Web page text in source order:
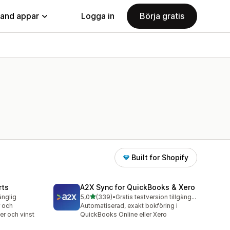
appar Logga in Börja gratis
Built for Shopify
och
och vinst
A2X Sync for QuickBooks & Xero
5,0av 5 stjärnor
(339)
339 recensioner totalt
•
Gratis testversion tillgänglig
Automatiserad, exakt bokföring i
QuickBooks Online eller Xero